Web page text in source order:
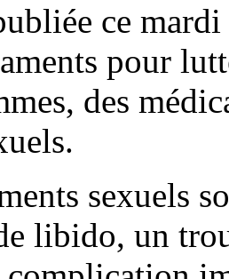
ce
pour
des
sexuels
libido, un